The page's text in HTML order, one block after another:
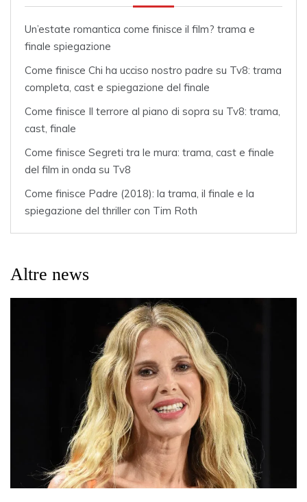
Un’estate romantica come finisce il film? trama e
finale spiegazione
Come finisce Chi ha ucciso nostro padre su Tv8: trama
completa, cast e spiegazione del finale
Come finisce Il terrore al piano di sopra su Tv8: trama,
cast, finale
Come finisce Segreti tra le mura: trama, cast e finale
del film in onda su Tv8
Come finisce Padre (2018): la trama, il finale e la
spiegazione del thriller con Tim Roth
Altre news